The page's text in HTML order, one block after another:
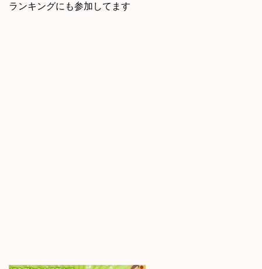
ランキングにも参加してます